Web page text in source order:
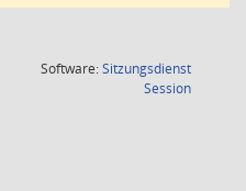
Software:Sitzungsdienst
Session(Wird in